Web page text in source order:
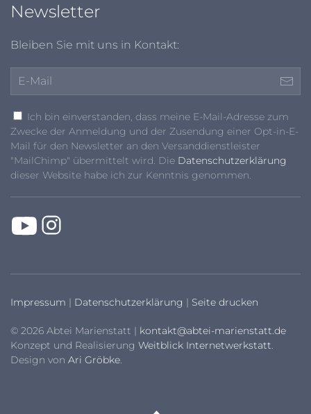
Newsletter
Bleiben Sie mit uns in Kontakt:
Ich bin einverstanden, dass meine E-Mail-Adresse zum
Zwecke der Anmeldung und der Zusendung einer Opt-in-E-
Mail für den Newsletter an den Versanddienstleister
"MailChimp" übermittelt wird. Die Datenschutzerklärung
dieser Website habe ich zur Kenntnis genommen.
Impressum | Datenschutzerklärung | Seite drucken
© 2026 Abtei Marienstatt | kontakt@abtei-marienstatt.de
Konzept und Realisierung Weitblick Internetwerkstatt.
Design von Ari Gröbke.